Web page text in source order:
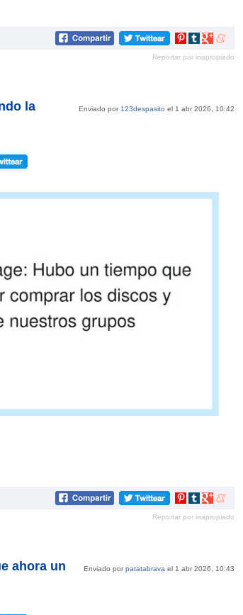
Compartir
Pinterest
Compartir
tumblr
Compartir
Google+
Reportar por inapropiado
Enviado por 123despasito el 1 abr 2026, 10:42
la
Compartir
Pinterest
Compartir
tumblr
Compartir
Google+
Reportar por inapropiado
Enviado porpatatabrava el 1 abr 2026, 10:43
ahora un